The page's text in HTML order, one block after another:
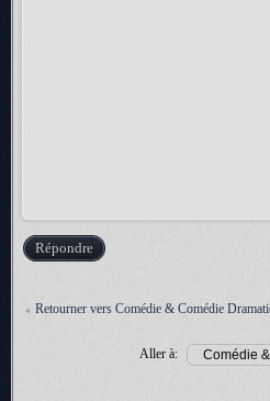
Répondre
Retourner vers Comédie & Comédie
Aller à: